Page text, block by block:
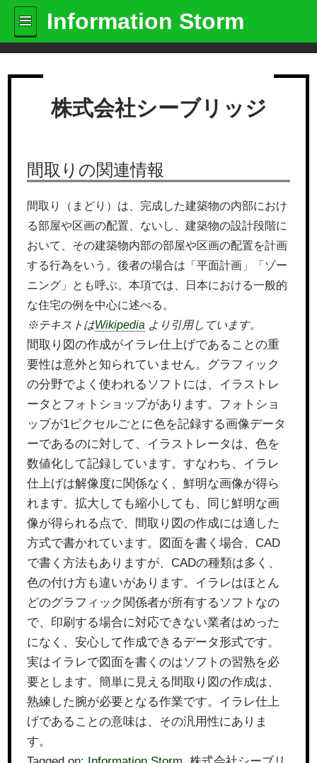
Information Storm
株式会社シーブリッジ
間取りの関連情報
間取り（まどり）は、完成した建築物の内部におけ
る部屋や区画の配置、ないし、建築物の設計段階に
おいて、その建築物内部の部屋や区画の配置を計画
する行為をいう。後者の場合は「平面計画」「ゾー
ニング」とも呼ぶ。本項では、日本における一般的
な住宅の例を中心に述べる。
※テキストはWikipedia より引用しています。
間取り図の作成がイラレ仕上げであることの重
要性は意外と知られていません。グラフィック
の分野でよく使われるソフトには、イラストレ
ータとフォトショップがあります。フォトショ
ップが1ピクセルごとに色を記録する画像データ
ーであるのに対して、イラストレータは、色を
数値化して記録しています。すなわち、イラレ
仕上げは解像度に関係なく、鮮明な画像が得ら
れます。拡大しても縮小しても、同じ鮮明な画
像が得られる点で、間取り図の作成には適した
方式で書かれています。図面を書く場合、CAD
で書く方法もありますが、CADの種類は多く、
色の付け方も違いがあります。イラレはほとん
どのグラフィック関係者が所有するソフトなの
で、印刷する場合に対応できない業者はめった
になく、安心して作成できるデータ形式です。
実はイラレで図面を書くのはソフトの習熟を必
要とします。簡単に見える間取り図の作成は、
熟練した腕が必要となる作業です。イラレ仕上
げであることの意味は、その汎用性にありま
す。